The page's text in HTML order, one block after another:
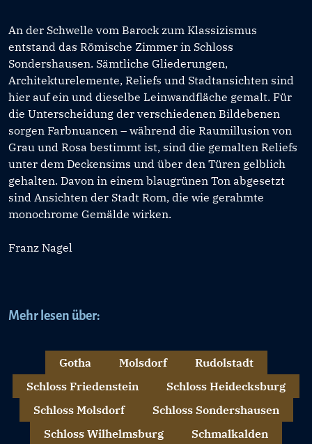
An der Schwelle vom Barock zum Klassizismus
entstand das Römische Zimmer in Schloss
Sondershausen. Sämtliche Gliederungen,
Architekturelemente, Reliefs und Stadtansichten sind
hier auf ein und dieselbe Leinwandfläche gemalt. Für
die Unterscheidung der verschiedenen Bildebenen
sorgen Farbnuancen – während die Raumillusion von
Grau und Rosa bestimmt ist, sind die gemalten Reliefs
unter dem Deckensims und über den Türen gelblich
gehalten. Davon in einem blaugrünen Ton abgesetzt
sind Ansichten der Stadt Rom, die wie gerahmte
monochrome Gemälde wirken.
Franz Nagel
Mehr lesen über:
Gotha Molsdorf
Rudolstadt
Schloss Friedenstein
Schloss Heidecksburg
Schloss Molsdorf
Schloss Sondershausen
Schloss Wilhelmsburg
Schmalkalden